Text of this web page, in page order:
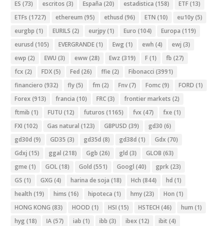
ES (73) escritos (3) España (20) estadistica (158) ETF(13)
ETFs (1727) ethereum (95) ethusd (96) ETN (10) eu10y(5)
eurgbp (1) EURILS (2) eurjpy(1) Euro (104) Europa (119)
eurusd (105) EVERGRANDE(1) Ewg (1) ewh (4) ewj (3)
ewp (2) EWU (3) eww(28) Ewz (319) F(1) fb (27)
fcx (2) FDX(5) Fed (26) ffie (2) Fibonacci (3991)
financiero (932) fly(5) fm (2) Fnv(7) Fomc(9) FORD (1)
Forex (913) francia (10) FRC(3) frontier markets (2)
ftmib (1) FUTU (12) futuros (1165) fvx (47) fxe (1)
FXI (102) Gas natural (123) GBPUSD (39) gd30 (6)
gd30d (9) GD35 (3) gd35d (8) gd38d (1) Gdx (70)
Gdxj (15) ggal (218) Ggb (26) gld (3) GLOB (63)
gme (1) GOL(18) Gold (551) Googl (40) gprk(23)
GS (1) GXG (4) harina de soja (18) Hch (844) hd (1)
health (19) hims (16) hipoteca (1) hmy(23) Hon (1)
HONG KONG (83) HOOD (1) HSI (15) HSTECH (46) hum (1)
hyg (18) IA(57) iab (1) ibb (3) ibex (12) ibit (4)